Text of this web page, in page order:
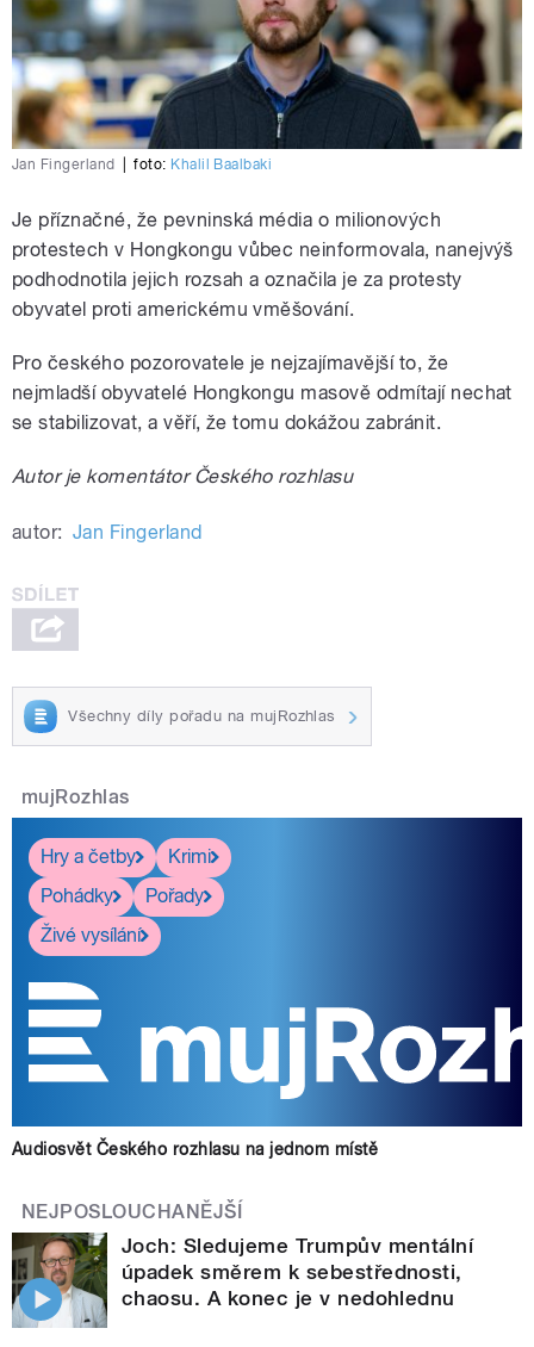
Jan Fingerland foto: Khalil Baalbaki
Je příznačné, že pevninská média o milionových
protestech v Hongkongu vůbec neinformovala, nanejvýš
podhodnotila jejich rozsah a označila je za protesty
obyvatel proti americkému vměšování.
Pro českého pozorovatele je nejzajímavější to, že
nejmladší obyvatelé Hongkongu masově odmítají nechat
se stabilizovat, a věří, že tomu dokážou zabránit.
Autor je komentátor Českého rozhlasu
autor: Jan Fingerland
Všechny díly pořadu na mujRozhlas
mujRozhlas
Hry a četby
Krimi
Pohádky
Pořady
Živé vysílání
Audiosvět Českého rozhlasu na jednom místě
NEJPOSLOUCHANĚJŠÍ
Joch: Sledujeme Trumpův mentální
úpadek směrem k sebestřednosti,
chaosu. A konec je v nedohlednu